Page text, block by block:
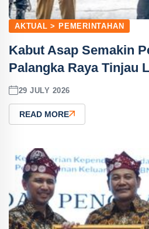
AKTUAL > PEMERINTAHAN
Kabut Asap Semakin
Palangka Raya Tinjau
29 JULY 2026
READ MORE